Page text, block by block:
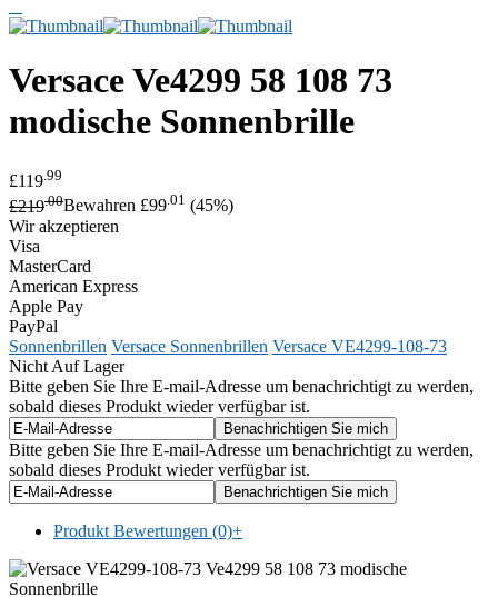
VersaceVe4299 58 108 73
modische Sonnenbrille
£119 .99
£219.00Bewahren £99.01 (45%)
Wir akzeptieren
Visa
MasterCard
American Express
Apple Pay
PayPal
Sonnenbrillen Versace Sonnenbrillen Versace VE4299-108-73
Nicht Auf Lager
Bitte geben Sie Ihre E-mail-Adresse um benachrichtigt zu werden,
sobald dieses Produkt wieder verfügbar ist.
Bitte geben Sie Ihre E-mail-Adresse um benachrichtigt zu werden,
sobald dieses Produkt wieder verfügbar ist.
Produkt Bewertungen (0)+